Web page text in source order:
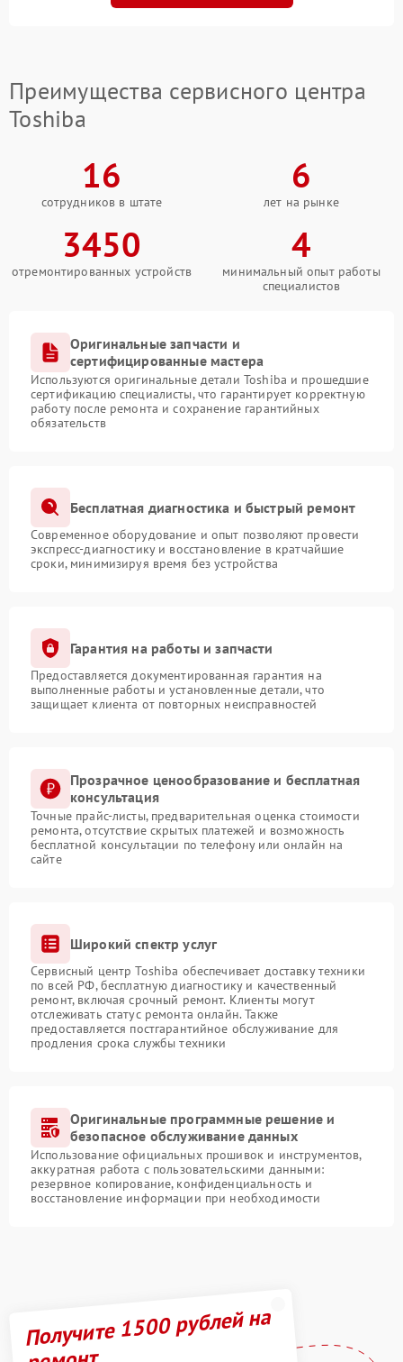
Преимущества сервисного центра
Toshiba
16
сотрудников в штате
6
лет на рынке
3450
отремонтированных устройств
4
минимальный опыт работы
специалистов
Оригинальные запчасти и
сертифицированные мастера
Используются оригинальные детали Toshiba и прошедшие
сертификацию специалисты, что гарантирует корректную
работу после ремонта и сохранение гарантийных
обязательств
Бесплатная диагностика и быстрый ремонт
Современное оборудование и опыт позволяют провести
экспресс-диагностику и восстановление в кратчайшие
сроки, минимизируя время без устройства
Гарантия на работы и запчасти
Предоставляется документированная гарантия на
выполненные работы и установленные детали, что
защищает клиента от повторных неисправностей
Прозрачное ценообразование и бесплатная
консультация
Точные прайс-листы, предварительная оценка стоимости
ремонта, отсутствие скрытых платежей и возможность
бесплатной консультации по телефону или онлайн на
сайте
Широкий спектр услуг
Сервисный центр Toshiba обеспечивает доставку техники
по всей РФ, бесплатную диагностику и качественный
ремонт, включая срочный ремонт. Клиенты могут
отслеживать статус ремонта онлайн. Также
предоставляется постгарантийное обслуживание для
продления срока службы техники
Оригинальные программные решение и
безопасное обслуживание данных
Использование официальных прошивок и инструментов,
аккуратная работа с пользовательскими данными:
резервное копирование, конфиденциальность и
восстановление информации при необходимости
Получите 1500 рублей на